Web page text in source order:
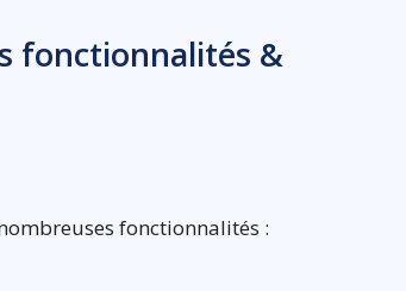
fonctionnalités &
fonctionnalités :